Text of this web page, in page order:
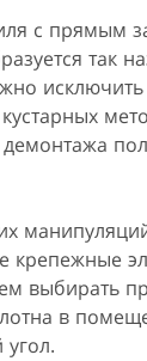
с прямым
так
крепежные
выбирать
в